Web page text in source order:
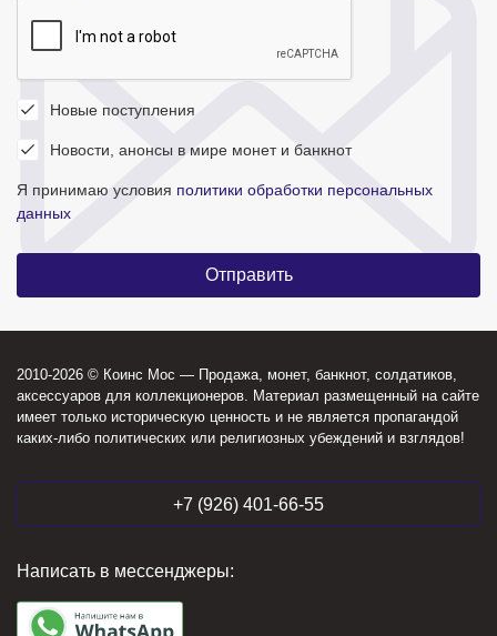
Новые поступления
Новости, анонсы в мире монет и банкнот
Я принимаю условия политики обработки персональных
данных
2010-2026 © Коинс Мос — Продажа, монет, банкнот, солдатиков,
аксессуаров для коллекционеров. Материал размещенный на сайте
имеет только историческую ценность и не является пропагандой
каких-либо политических или религиозных убеждений и взглядов!
+7 (926) 401-66-55
Написать в мессенджеры: